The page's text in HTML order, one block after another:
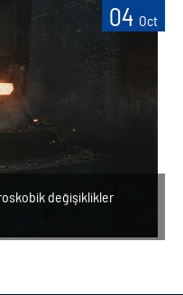
04 Oct
değişiklikler